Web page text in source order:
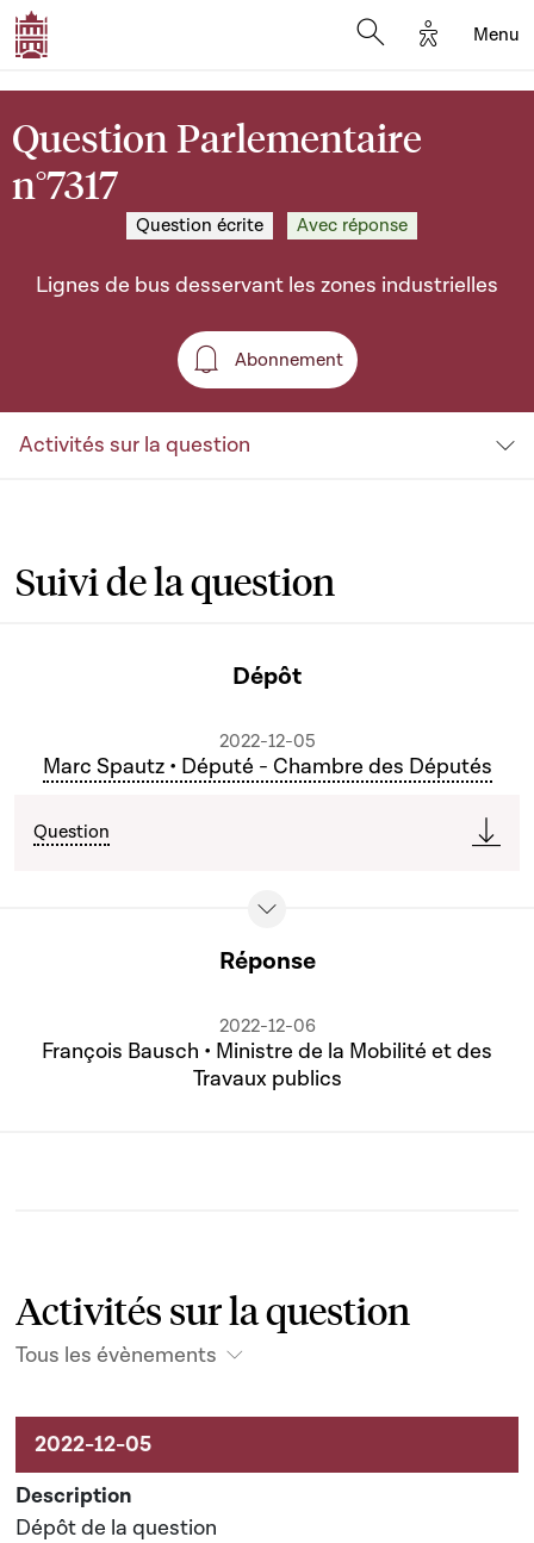
Options
Menu
Question Parlementaire
n°7317
Question écrite Avec réponse
Lignes de bus desservant les zones industrielles
Abonnement
Abonnement
Activités sur la question
Suivi de la question
Dépôt
2022-12-05
Marc Spautz • Député - Chambre des Députés
Question
Réponse
2022-12-06
François Bausch • Ministre de la Mobilité et des
Travaux publics
Activités sur la question
Tous les évènements
Activités liées au dossier
Dépôt de la question